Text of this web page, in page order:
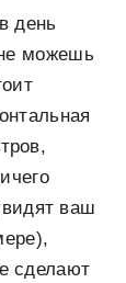
день
можешь
ваш
сделают